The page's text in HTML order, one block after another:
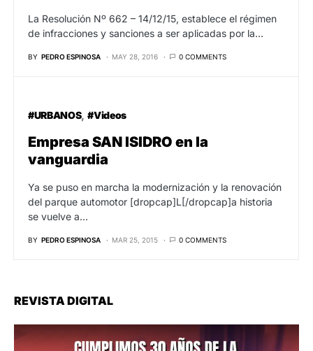
La Resolución Nº 662 – 14/12/15, establece el régimen
de infracciones y sanciones a ser aplicadas por la…
BY PEDRO ESPINOSA MAY 28, 2016 0 COMMENTS
#URBANOS #Videos
Empresa SAN ISIDRO en la
vanguardia
Ya se puso en marcha la modernización y la renovación
del parque automotor [dropcap]L[/dropcap]a historia
se vuelve a…
BY PEDRO ESPINOSA MAR 25, 2015 0 COMMENTS
REVISTA DIGITAL